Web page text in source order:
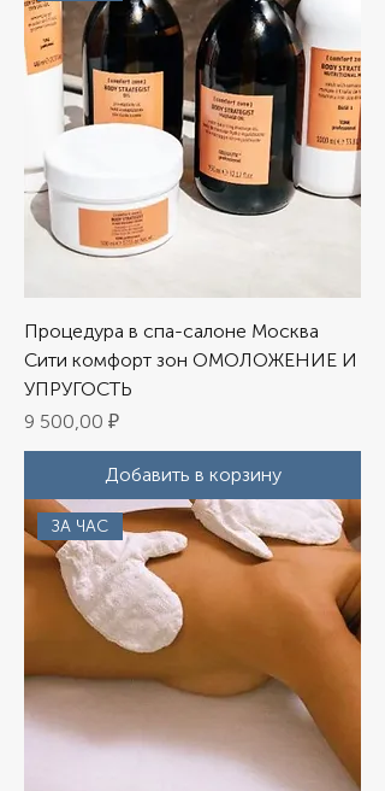
Процедура в спа-салоне Москва
Сити комфорт зон ОМОЛОЖЕНИЕ И
УПРУГОСТЬ
Цена
9 500,00 ₽
Добавить в корзину
ЗА ЧАС